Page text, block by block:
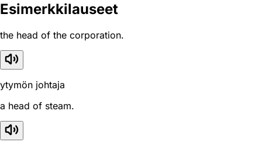
Esimerkkilauseet
the head of the corporation.
ytymön johtaja
a head of steam.